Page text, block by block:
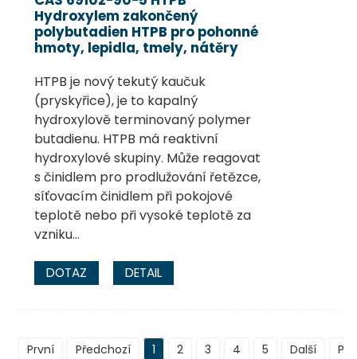
Hydroxylem zakončený
polybutadien HTPB pro pohonné
hmoty, lepidla, tmely, nátěry
HTPB je nový tekutý kaučuk
(pryskyřice), je to kapalný
hydroxylově terminovaný polymer
butadienu. HTPB má reaktivní
hydroxylové skupiny. Může reagovat
s činidlem pro prodlužování řetězce,
síťovacím činidlem při pokojové
teplotě nebo při vysoké teplotě za
vzniku...
DOTAZ DETAIL
První Předchozí 1 2 3 4 5 Další